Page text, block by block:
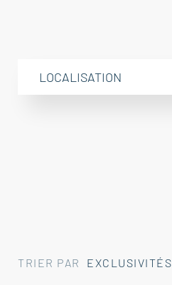
LOCALISATION
TRIER PAR EXCLUSIVITÉS